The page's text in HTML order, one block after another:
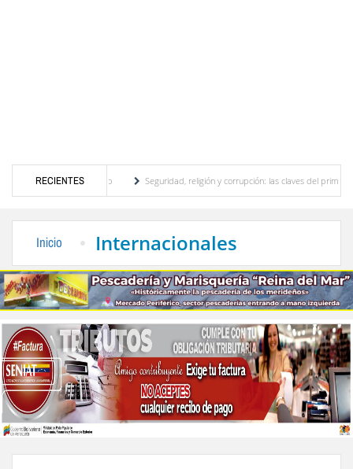
RECIENTES
turístico merideño
Seguridad, religión y corrupción: las claves del primer
Inicio Internacionales